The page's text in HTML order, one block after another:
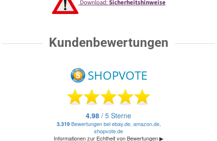
Download:Sicherheitshinweise
Kundenbewertungen